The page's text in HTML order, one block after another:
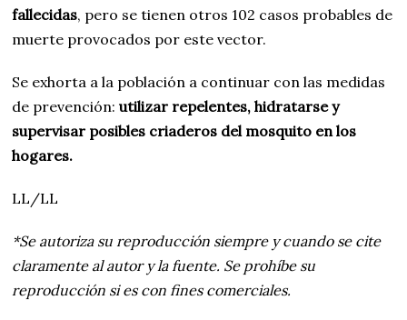
fallecidas, pero se tienen otros 102 casos probables de
muerte provocados por este vector.
Se exhorta a la población a continuar con las medidas
de prevención:utilizar repelentes, hidratarse y
supervisar posibles criaderos del mosquito en los
hogares.
LL/LL
*Se autoriza su reproducción siempre y cuando se cite
claramente al autor y la fuente. Se prohíbe su
reproducción si es con fines comerciales.